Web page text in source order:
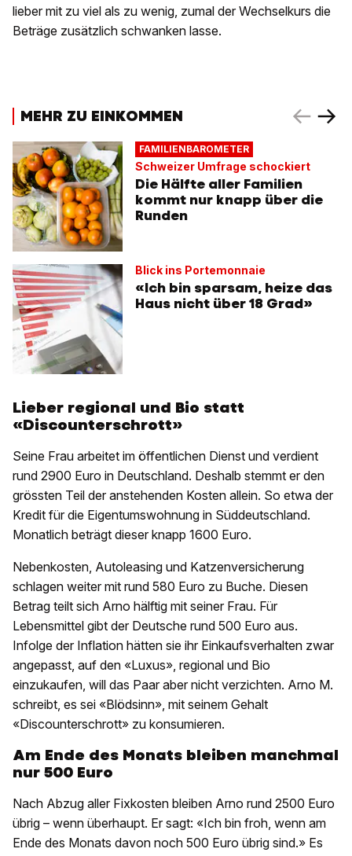
lieber mit zu viel als zu wenig, zumal der Wechselkurs die
Beträge zusätzlich schwanken lasse.
MEHR ZU EINKOMMEN
FAMILIENBAROMETER
Schweizer Umfrage schockiert
Die Hälfte aller Familien
kommt nur knapp über die
Runden
Blick ins Portemonnaie
«Ich bin sparsam, heize das
Haus nicht über 18 Grad»
Lieber regional und Bio statt
«Discounterschrott»
Seine Frau arbeitet im öffentlichen Dienst und verdient
rund 2900 Euro in Deutschland. Deshalb stemmt er den
grössten Teil der anstehenden Kosten allein. So etwa der
Kredit für die Eigentumswohnung in Süddeutschland.
Monatlich beträgt dieser knapp 1600 Euro.
Nebenkosten, Autoleasing und Katzenversicherung
schlagen weiter mit rund 580 Euro zu Buche. Diesen
Betrag teilt sich Arno hälftig mit seiner Frau. Für
Lebensmittel gibt der Deutsche rund 500 Euro aus.
Infolge der Inflation hätten sie ihr Einkaufsverhalten zwar
angepasst, auf den «Luxus», regional und Bio
einzukaufen, will das Paar aber nicht verzichten. Arno M.
schreibt, es sei «Blödsinn», mit seinem Gehalt
«Discounterschrott» zu konsumieren.
Am Ende des Monats bleiben manchmal
nur 500 Euro
Nach Abzug aller Fixkosten bleiben Arno rund 2500 Euro
übrig – wenn überhaupt. Er sagt: «Ich bin froh, wenn am
Ende des Monats davon noch 500 Euro übrig sind.» Es